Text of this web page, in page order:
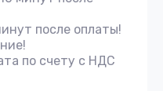
после оплаты!
по счету с НДС